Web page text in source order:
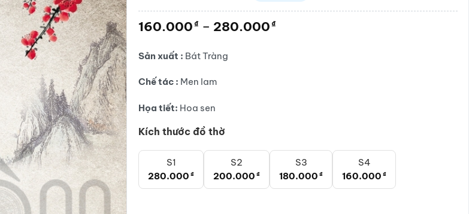
đánh giá
160.000 ₫ – 280.000 ₫
Sản xuất : Bát Tràng
Chế tác : Men lam
Họa tiết: Hoa sen
Kích thước đồ thờ
S1
280.000 ₫
S2
200.000 ₫
S3
180.000 ₫
S4
160.000 ₫